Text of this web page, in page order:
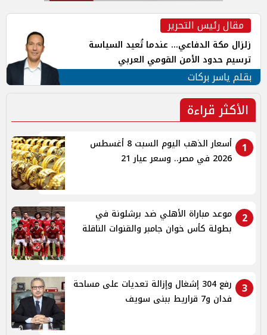
مقال رئيس التحرير
زلزال مكة الدفاعي... عندما تُعيد السياسة
ترسيم حدود الأمن القومي العربي
بقلم ياسر بركات
الأكثر قراءة
1
أسعار الذهب اليوم السبت 8 أغسطس
2026 في مصر.. وسعر عيار 21
2
موعد مباراة الأهلي ضد برشلونة في
بطولة كأس خوان جامبر والقنوات الناقلة
3
رفع 304 إشغال وإزالة تعديات على مساحة
فدان و7 قراريط ببنى سويف